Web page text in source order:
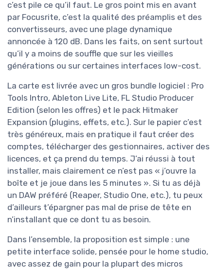
c’est pile ce qu’il faut. Le gros point mis en avant
par Focusrite, c’est la qualité des préamplis et des
convertisseurs, avec une plage dynamique
annoncée à 120 dB. Dans les faits, on sent surtout
qu’il y a moins de souffle que sur les vieilles
générations ou sur certaines interfaces low-cost.
La carte est livrée avec un gros bundle logiciel : Pro
Tools Intro, Ableton Live Lite, FL Studio Producer
Edition (selon les offres) et le pack Hitmaker
Expansion (plugins, effets, etc.). Sur le papier c’est
très généreux, mais en pratique il faut créer des
comptes, télécharger des gestionnaires, activer des
licences, et ça prend du temps. J’ai réussi à tout
installer, mais clairement ce n’est pas « j’ouvre la
boîte et je joue dans les 5 minutes ». Si tu as déjà
un DAW préféré (Reaper, Studio One, etc.), tu peux
d’ailleurs t’épargner pas mal de prise de tête en
n’installant que ce dont tu as besoin.
Dans l’ensemble, la proposition est simple : une
petite interface solide, pensée pour le home studio,
avec assez de gain pour la plupart des micros